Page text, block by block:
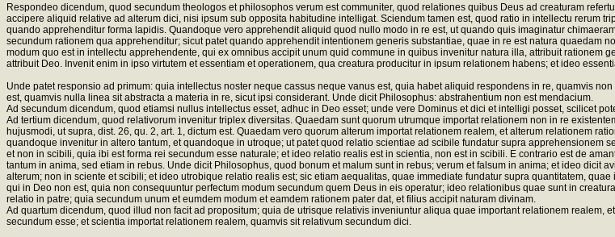
Respondeo dicendum, quod secundum theologos et philosophos verum est communiter, quod relationes quibus Deus ad creaturam
accipere aliquid relative ad alterum dici, nisi ipsum sub opposita habitudine intelligat. Sciendum tamen est, quod ratio in intellectu rerum
quando apprehenditur forma lapidis. Quandoque vero apprehendit aliquid quod nullo modo in re est, ut quando quis imaginatur
secundum rationem qua apprehenditur; sicut patet quando apprehendit intentionem generis substantiae, quae in re est natura quaedam
modum quo est in intellectu apprehendente, qui ex omnibus accipit unum quid commune in quibus invenitur natura illa, attribuit rationem
attribuit Deo. Invenit enim in ipso virtutem et essentiam et operationem, qua creatura producitur in ipsum relationem habens; et ideo
Unde patet responsio ad primum: quia intellectus noster neque cassus neque vanus est, quia habet aliquid respondens in re, quamvis
est, quamvis nulla linea sit abstracta a materia in re, sicut ipsi considerant. Unde dicit Philosophus: abstrahentium non est mendacium.
Ad secundum dicendum, quod etiamsi nullus intellectus esset, adhuc in Deo esset; unde vere Dominus et dici et intelligi posset, scilicet
Ad tertium dicendum, quod relativorum invenitur triplex diversitas. Quaedam sunt quorum utrumque importat relationem non in re
hujusmodi, ut supra, dist. 26, qu. 2, art. 1, dictum est. Quaedam vero quorum alterum importat relationem realem, et alterum relationem
quandoque invenitur in altero tantum, et quandoque in utroque; ut patet quod relatio scientiae ad scibile fundatur supra apprehensionem
et non in scibili, quia ibi est forma rei secundum esse naturale; et ideo relatio realis est in scientia, non est in scibili. E contrario est de
tantum in anima, sed etiam in rebus. Unde dicit Philosophus, quod bonum et malum sunt in rebus; verum et falsum in anima; et ideo dicit
alterum; non in sciente et scibili; et ideo utrobique relatio realis est; sic etiam aequalitas, quae immediate fundatur supra quantitatem,
qui in Deo non est, quia non consequuntur perfectum modum secundum quem Deus in eis operatur; ideo relationibus quae sunt in
relatio in patre; quia secundum unum et eumdem modum et eamdem rationem pater dat, et filius accipit naturam divinam.
Ad quartum dicendum, quod illud non facit ad propositum; quia de utrisque relativis inveniuntur aliqua quae important relationem realem,
secundum esse; et scientia importat relationem realem, quamvis sit relativum secundum dici.